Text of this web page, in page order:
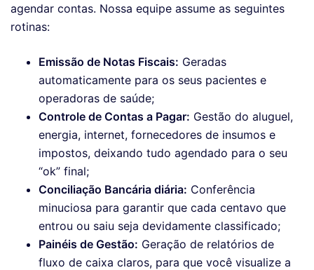
agendar contas. Nossa equipe assume as seguintes
rotinas:
Emissão de Notas Fiscais: Geradas
automaticamente para os seus pacientes e
operadoras de saúde;
Controle de Contas a Pagar: Gestão do aluguel,
energia, internet, fornecedores de insumos e
impostos, deixando tudo agendado para o seu
“ok” final;
Conciliação Bancária diária: Conferência
minuciosa para garantir que cada centavo que
entrou ou saiu seja devidamente classificado;
Painéis de Gestão: Geração de relatórios de
fluxo de caixa claros, para que você visualize a